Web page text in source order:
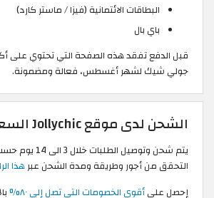
البطاقات الائتمانية (فيزا / ماستر كارد)
باي بال
قبل الدفع تفقد هذه الصفحة التي تحتوي على
جولي شيك لشهر أغسطس، فعالة ومضمونة.
الشحن لدى موقع Jollychic السعودية
يتم شحن وتوصيل
التحقق من أجور وطريقة ومدة الشحن عبرهذا
إحصل علىأقوى الخصومات التي تصل إلى ٨٠%